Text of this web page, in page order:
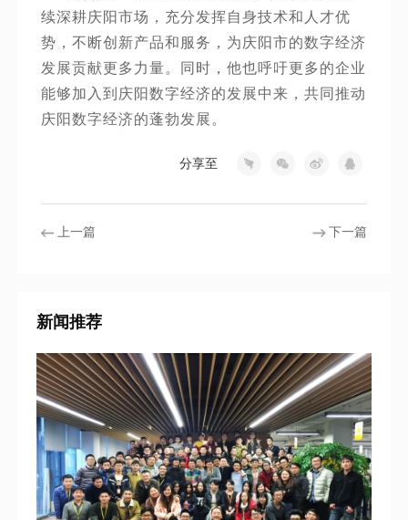
续深耕庆阳市场，充分发挥自身技术和人才优
势，不断创新产品和服务，为庆阳市的数字经济
发展贡献更多力量。同时，他也呼吁更多的企业
能够加入到庆阳数字经济的发展中来，共同推动
庆阳数字经济的蓬勃发展。
分享至
上一篇 下一篇
新闻推荐